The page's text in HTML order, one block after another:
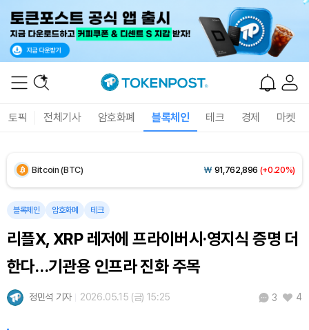
토픽 전체기사 암호화폐 블록체인 테크 경제 마켓
Solana (SOL) ₩108,742(+1.10%)
Bitcoin (BTC) ₩ 91,762,896 (+0.20%)
블록체인 암호화폐 테크
리플X, XRP 레저에 프라이버시·영지식 증명 더
한다…기관용 인프라 진화 주목
정민석 기자 2026.05.15 (금) 15:25 3 4